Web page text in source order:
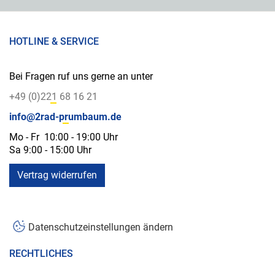
HOTLINE & SERVICE
Bei Fragen ruf uns gerne an unter
+49 (0)221 68 16 21
info@2rad-prumbaum.de
Mo - Fr 10:00 - 19:00 Uhr
Sa 9:00 - 15:00 Uhr
Vertrag widerrufen
Datenschutzeinstellungen ändern
RECHTLICHES